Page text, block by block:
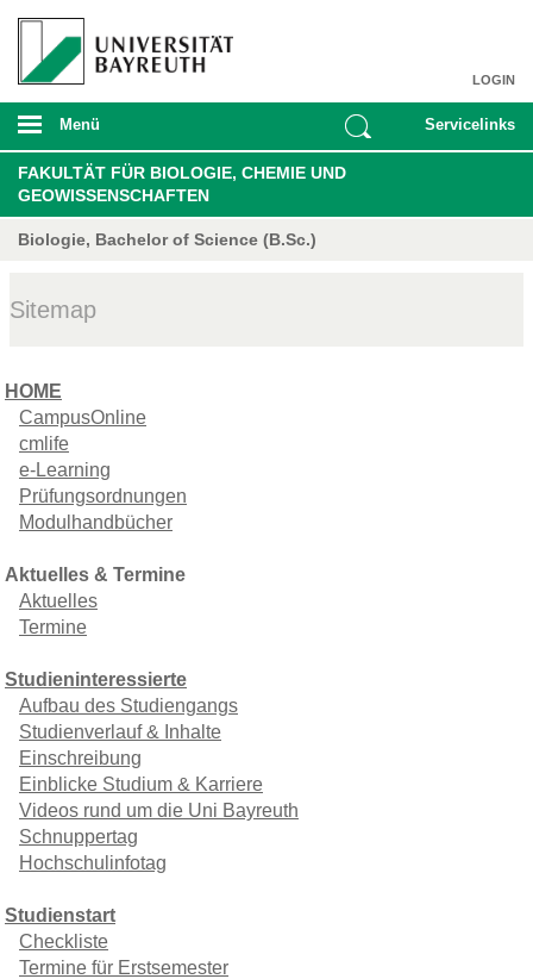
LOGIN
Menü Servicelinks
FAKULTÄT FÜR BIOLOGIE, CHEMIE UND
GEOWISSENSCHAFTEN
Biologie, Bachelor of Science (B.Sc.)
Sitemap
HOME
CampusOnline
cmlife
e-Learning
Prüfungsordnungen
Modulhandbücher
Aktuelles & Termine
Aktuelles
Termine
Studieninteressierte
Aufbau des Studiengangs
Studienverlauf & Inhalte
Einschreibung
Einblicke Studium & Karriere
Videos rund um die Uni Bayreuth
Schnuppertag
Hochschulinfotag
Studienstart
Checkliste
Termine für Erstsemester